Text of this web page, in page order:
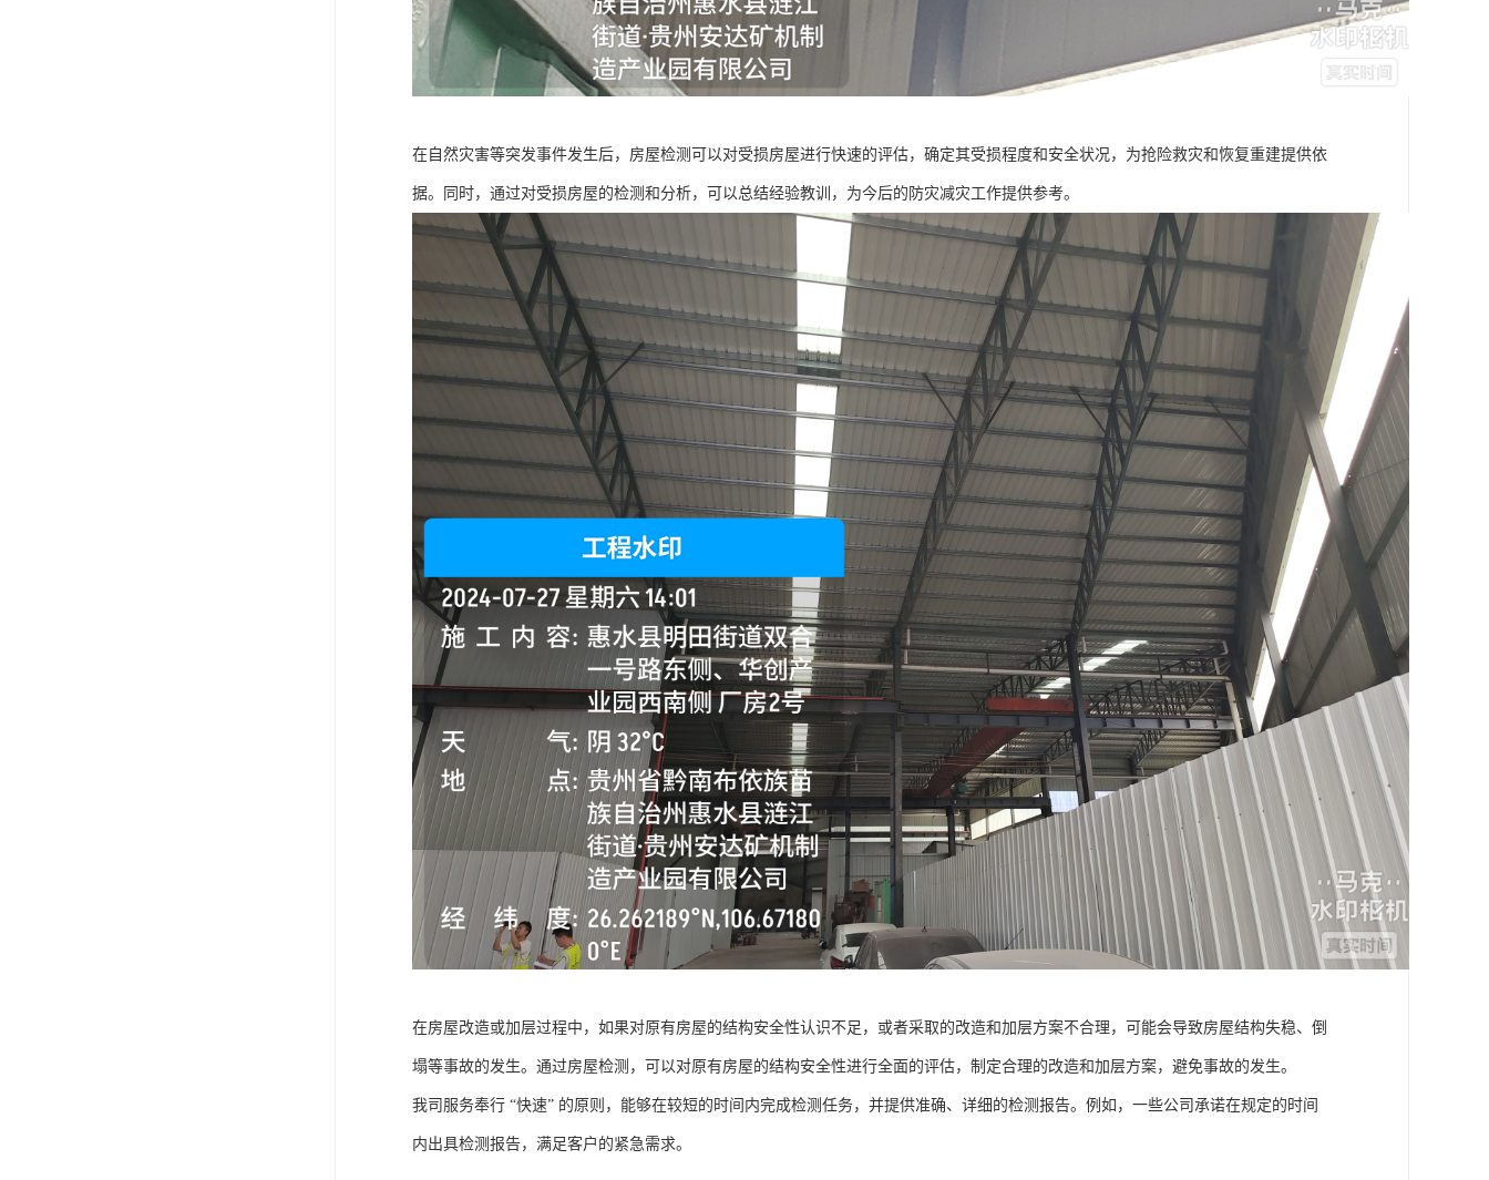
在自然灾害等突发事件发生后，房屋检测可以对受损房屋进行快速的评估，确定其受损程度和安全状况，为抢险救灾和恢复重建提供依
据。同时，通过对受损房屋的检测和分析，可以总结经验教训，为今后的防灾减灾工作提供参考。
在房屋改造或加层过程中，如果对原有房屋的结构安全性认识不足，或者采取的改造和加层方案不合理，可能会导致房屋结构失稳、倒
塌等事故的发生。通过房屋检测，可以对原有房屋的结构安全性进行全面的评估，制定合理的改造和加层方案，避免事故的发生。
我司服务奉行 “快速” 的原则，能够在较短的时间内完成检测任务，并提供准确、详细的检测报告。例如，一些公司承诺在规定的时间
内出具检测报告，满足客户的紧急需求。